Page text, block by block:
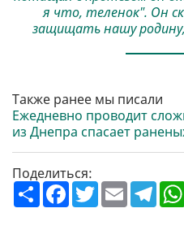
я что, теленок". Он
защищать нашу
Также ранее мы писали
Ежедневно проводит
из Днепра спасает
Поделиться:
П
о
F
a
T
w
E
m
T
e